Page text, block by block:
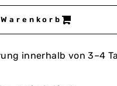
innerhalb von 3–4